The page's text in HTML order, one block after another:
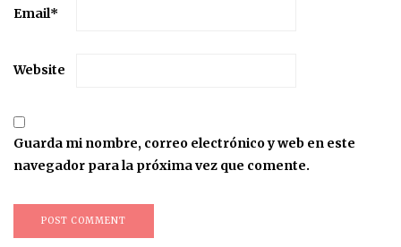
Email*
Website
Guarda mi nombre, correo electrónico y web en este
navegador para la próxima vez que comente.